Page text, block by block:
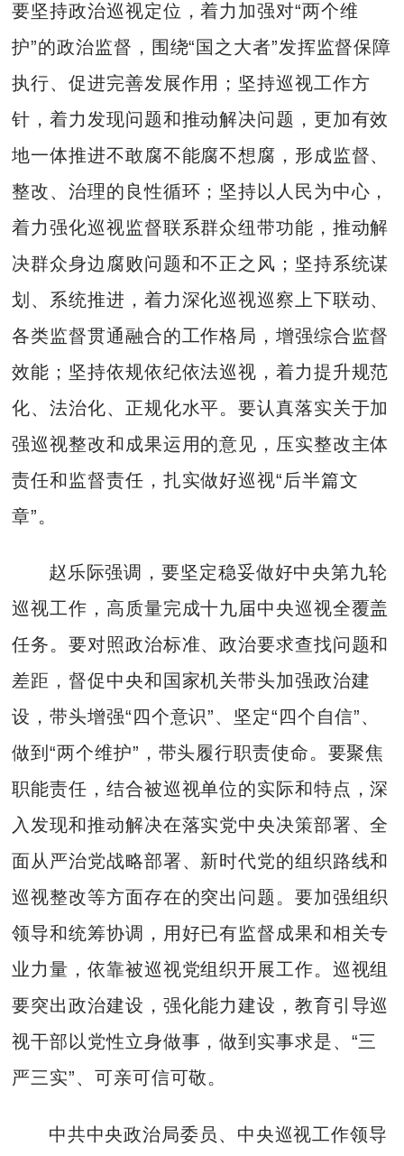
要坚持政治巡视定位，着力加强对“两个维
护”的政治监督，围绕“国之大者”发挥监督保障
执行、促进完善发展作用；坚持巡视工作方
针，着力发现问题和推动解决问题，更加有效
地一体推进不敢腐不能腐不想腐，形成监督、
整改、治理的良性循环；坚持以人民为中心，
着力强化巡视监督联系群众纽带功能，推动解
决群众身边腐败问题和不正之风；坚持系统谋
划、系统推进，着力深化巡视巡察上下联动、
各类监督贯通融合的工作格局，增强综合监督
效能；坚持依规依纪依法巡视，着力提升规范
化、法治化、正规化水平。要认真落实关于加
强巡视整改和成果运用的意见，压实整改主体
责任和监督责任，扎实做好巡视“后半篇文
章”。
赵乐际强调，要坚定稳妥做好中央第九轮
巡视工作，高质量完成十九届中央巡视全覆盖
任务。要对照政治标准、政治要求查找问题和
差距，督促中央和国家机关带头加强政治建
设，带头增强“四个意识”、坚定“四个自信”、
做到“两个维护”，带头履行职责使命。要聚焦
职能责任，结合被巡视单位的实际和特点，深
入发现和推动解决在落实党中央决策部署、全
面从严治党战略部署、新时代党的组织路线和
巡视整改等方面存在的突出问题。要加强组织
领导和统筹协调，用好已有监督成果和相关专
业力量，依靠被巡视党组织开展工作。巡视组
要突出政治建设，强化能力建设，教育引导巡
视干部以党性立身做事，做到实事求是、“三
严三实”、可亲可信可敬。
中共中央政治局委员、中央巡视工作领导